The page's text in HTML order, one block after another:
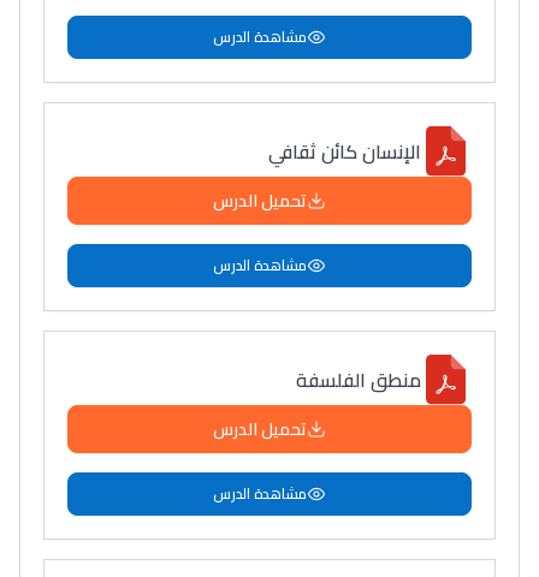
مشاهدة الدرس
الإنسان كائن ثقافي
تحميل الدرس
مشاهدة الدرس
منطق الفلسفة
تحميل الدرس
مشاهدة الدرس